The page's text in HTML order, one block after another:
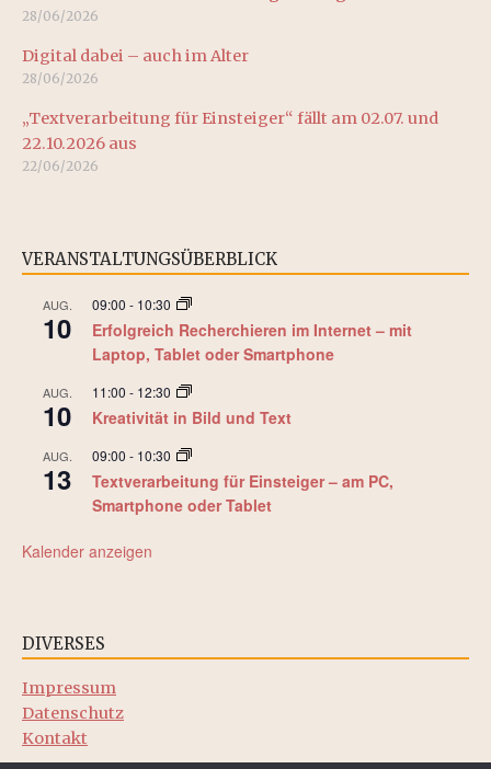
28/06/2026
Digital dabei – auch im Alter
28/06/2026
„Textverarbeitung für Einsteiger“ fällt am 02.07. und
22.10.2026 aus
22/06/2026
VERANSTALTUNGSÜBERBLICK
AUG.
10
09:00 - 10:30
Erfolgreich Recherchieren im Internet – mit
Laptop, Tablet oder Smartphone
AUG.
10
11:00 - 12:30
Kreativität in Bild und Text
AUG.
13
09:00 - 10:30
Textverarbeitung für Einsteiger – am PC,
Smartphone oder Tablet
Kalender anzeigen
DIVERSES
Impressum
Datenschutz
Kontakt